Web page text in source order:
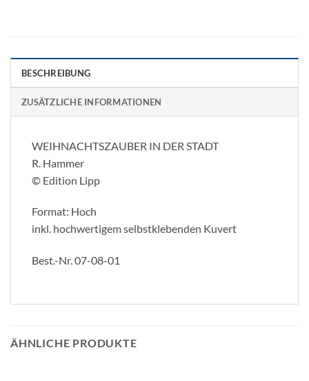
BESCHREIBUNG
ZUSÄTZLICHE INFORMATIONEN
WEIHNACHTSZAUBER IN DER STADT
R. Hammer
© Edition Lipp
Format: Hoch
inkl. hochwertigem selbstklebenden Kuvert
Best.-Nr. 07-08-01
ÄHNLICHE PRODUKTE